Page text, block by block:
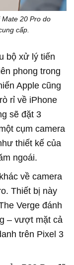
20 Pro do
cấp.
bộ xử lý tiến
phong trong
Apple cũng
rỉ về iPhone
sẽ đặt 3
cụm camera
thiết kế của
ngoái.
về camera
Thiết bị này
Verge đánh
– vượt mặt cả
trên Pixel 3